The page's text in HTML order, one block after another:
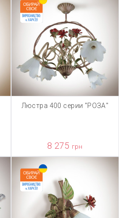
Люстра 400 серии "РОЗА"
8 275 грн